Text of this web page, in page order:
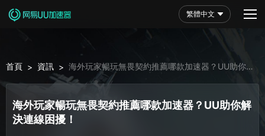
繁體中文
首頁 > 資訊 > 海外玩家暢玩無畏契約推薦哪款加速器？UU助你解
決連線困擾！
海外玩家暢玩無畏契約推薦哪款加速器？UU助你解
決連線困擾！